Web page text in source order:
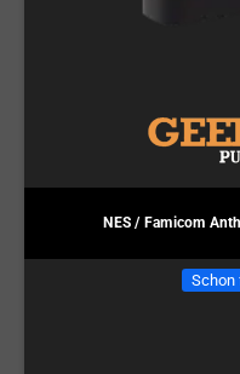
NES / Famicom
Schon